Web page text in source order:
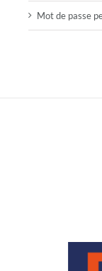
Mot de passe